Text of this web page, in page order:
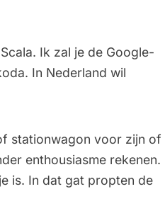
Ik zal je de Google-
In Nederland wil
stationwagon voor zijn of
enthousiasme rekenen.
is. In dat gat propten de